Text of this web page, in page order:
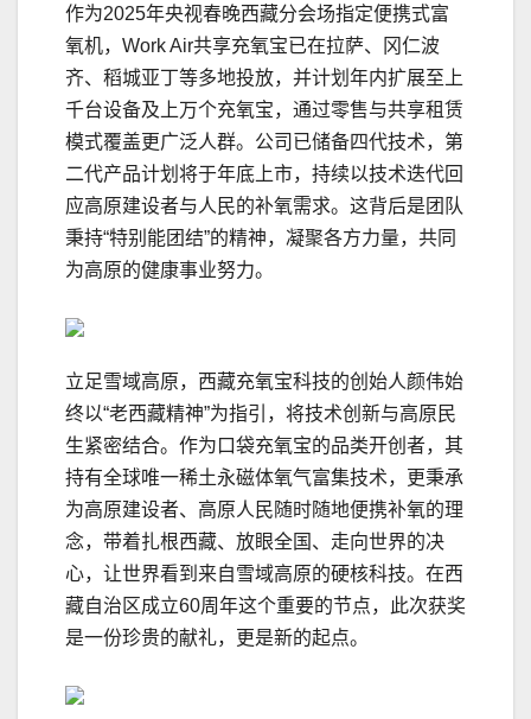
作为2025年央视春晚西藏分会场指定便携式富
氧机，Work Air共享充氧宝已在拉萨、冈仁波
齐、稻城亚丁等多地投放，并计划年内扩展至上
千台设备及上万个充氧宝，通过零售与共享租赁
模式覆盖更广泛人群。公司已储备四代技术，第
二代产品计划将于年底上市，持续以技术迭代回
应高原建设者与人民的补氧需求。这背后是团队
秉持“特别能团结”的精神，凝聚各方力量，共同
为高原的健康事业努力。
立足雪域高原，西藏充氧宝科技的创始人颜伟始
终以“老西藏精神”为指引，将技术创新与高原民
生紧密结合。作为口袋充氧宝的品类开创者，其
持有全球唯一稀土永磁体氧气富集技术，更秉承
为高原建设者、高原人民随时随地便携补氧的理
念，带着扎根西藏、放眼全国、走向世界的决
心，让世界看到来自雪域高原的硬核科技。在西
藏自治区成立60周年这个重要的节点，此次获奖
是一份珍贵的献礼，更是新的起点。